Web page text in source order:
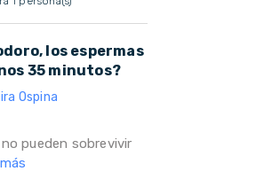
los espermas
35 minutos?
Ospina
pueden sobrevivir